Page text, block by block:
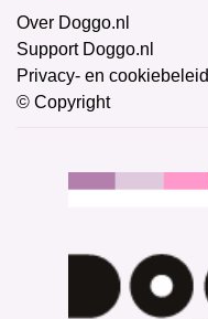
Over Doggo.nl
Support Doggo.nl
Privacy- en cookiebeleid
© Copyright